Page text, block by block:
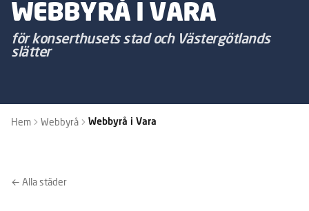
WEBBYRÅ I VARA
för konserthusets stad och Västergötlands
slätter
Hem Webbyrå Webbyrå i Vara
← Alla städer